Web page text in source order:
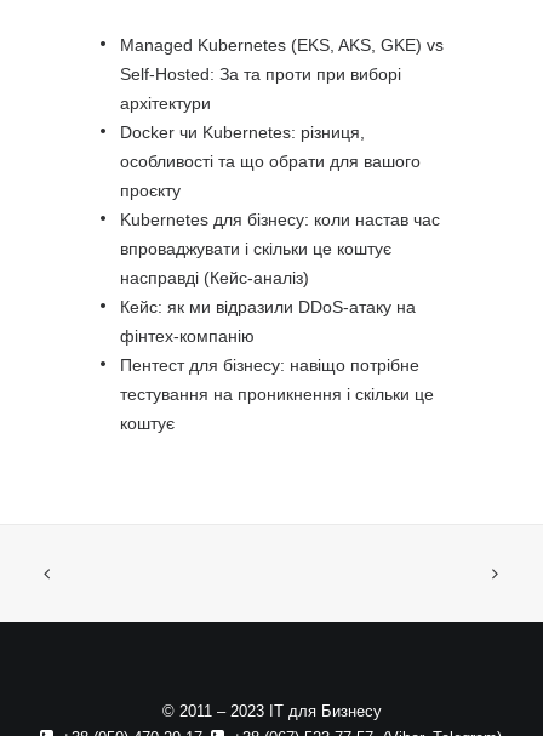
Managed Kubernetes (EKS, AKS, GKE) vs
Self-Hosted: За та проти при виборі
архітектури
Docker чи Kubernetes: різниця,
особливості та що обрати для вашого
проєкту
Kubernetes для бізнесу: коли настав час
впроваджувати і скільки це коштує
насправді (Кейс-аналіз)
Кейс: як ми відразили DDoS-атаку на
фінтех-компанію
Пентест для бізнесу: навіщо потрібне
тестування на проникнення і скільки це
коштує
© 2011 – 2023 ІТ для Бизнесу